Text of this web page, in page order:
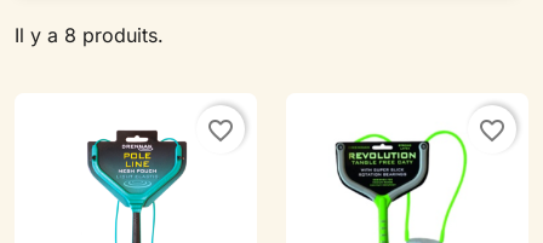
Il y a 8 produits.
favorite_border favorite_border